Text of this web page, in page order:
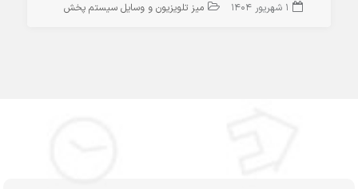
1 شهریور 1404 میز تلویزیون و وسایل سیستم پخش